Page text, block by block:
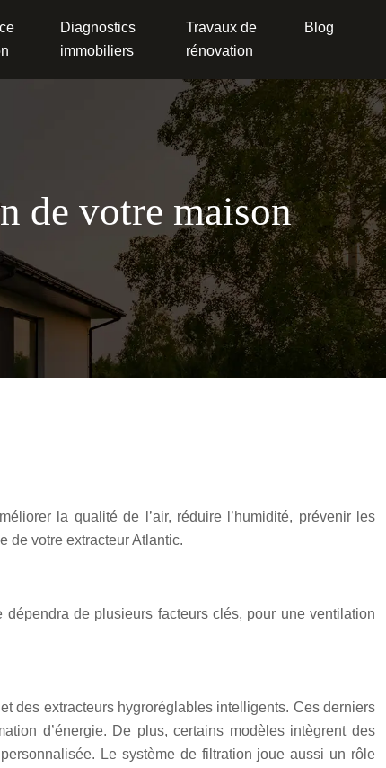
Diagnostics
immobiliers
Travaux de
rénovation
Blog
de votre maison
la qualité de l’air, réduire l’humidité, prévenir les
de votre extracteur Atlantic.
de plusieurs facteurs clés, pour une ventilation
des extracteurs hygroréglables intelligents. Ces derniers
d’énergie. De plus, certains modèles intègrent des
Le système de filtration joue aussi un rôle